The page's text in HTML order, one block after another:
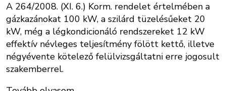
A 264/2008. (XI. 6.) Korm. rendelet értelmében a
gázkazánokat 100 kW, a szilárd tüzelésűeket 20
kW, még a légkondicionáló rendszereket 12 kW
effektív névleges teljesítmény fölött kettő, illetve
négyévente kötelező felülvizsgáltatni erre jogosult
szakemberrel.